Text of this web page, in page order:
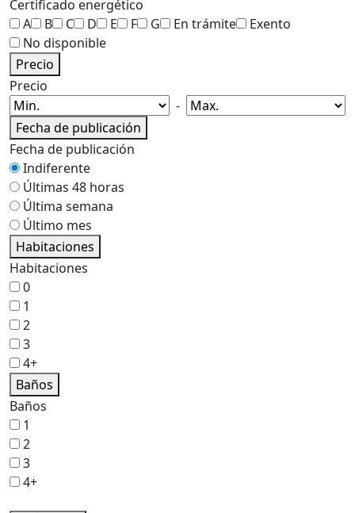
Certificado energético
A
B C D E F G En trámite
Exento
No disponible
Precio
Precio
-
Fecha de publicación
Fecha de publicación
Indiferente
Últimas 48 horas
Última semana
Último mes
Habitaciones
Habitaciones
0
1
2
3
4+
Baños
Baños
1
2
3
4+